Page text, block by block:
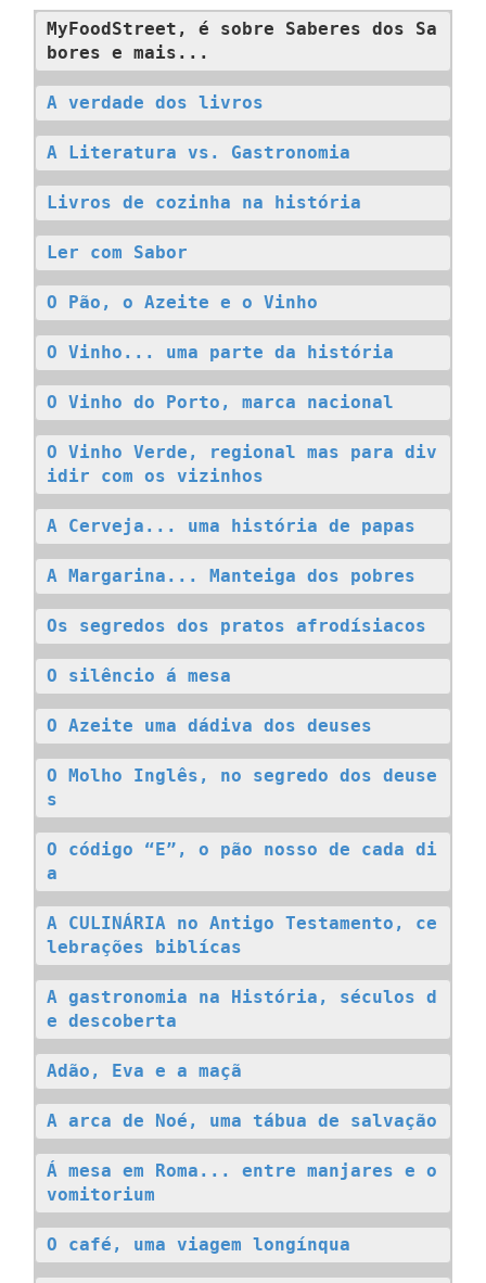
MyFoodStreet, é sobre Saberes dos Sa
bores e mais...
A verdade dos livros
A Literatura vs. Gastronomia
Livros de cozinha na história
Ler com Sabor
O Pão, o Azeite e o Vinho
O Vinho... uma parte da história
O Vinho do Porto, marca nacional
O Vinho Verde, regional mas para div
idir com os vizinhos
A Cerveja... uma história de papas
A Margarina... Manteiga dos pobres
Os segredos dos pratos afrodísiacos
O silêncio á mesa
O Azeite uma dádiva dos deuses
O Molho Inglês, no segredo dos deuse
s
O código “E”, o pão nosso de cada di
a
A CULINÁRIA no Antigo Testamento, ce
lebrações biblícas
A gastronomia na História, séculos d
e descoberta
Adão, Eva e a maçã
A arca de Noé, uma tábua de salvação
Á mesa em Roma... entre manjares e o
vomitorium
O café, uma viagem longínqua